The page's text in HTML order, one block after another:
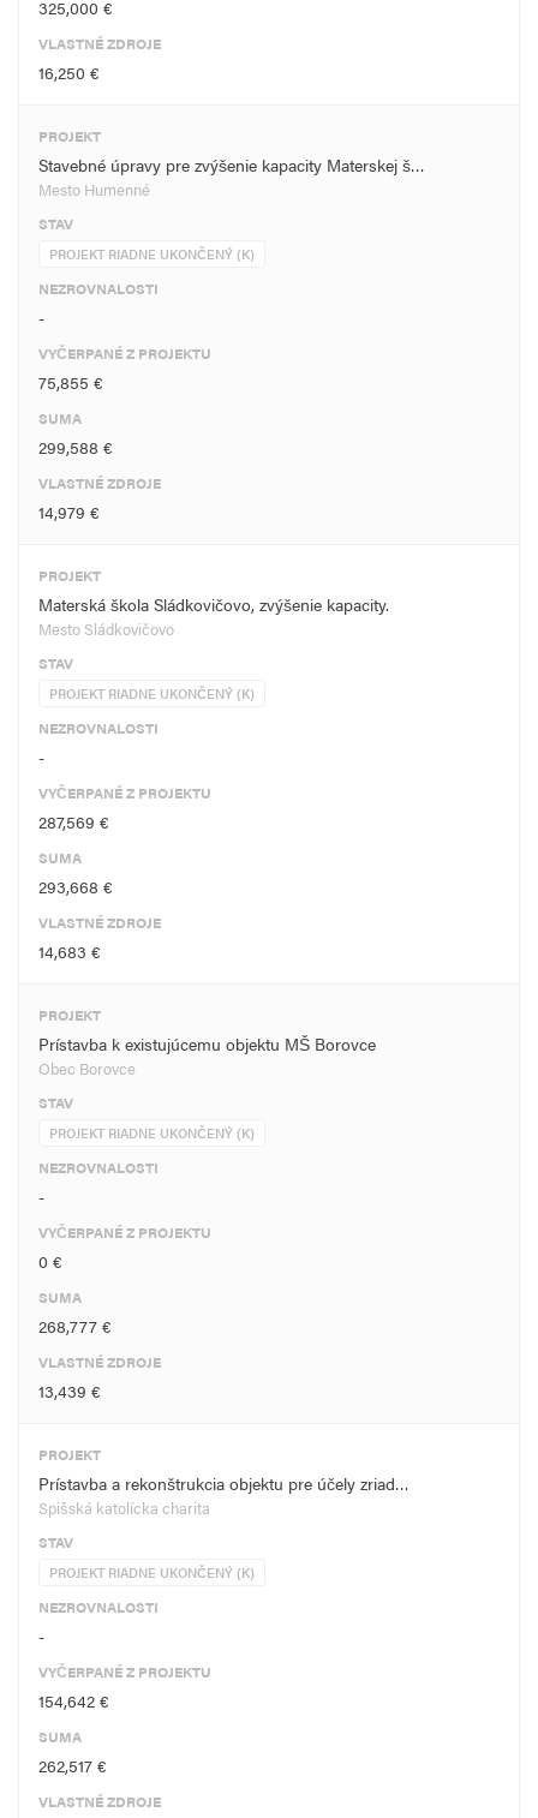
325,000 €
VLASTNÉ ZDROJE
16,250 €
PROJEKT
Stavebné úpravy pre zvýšenie kapacity Materskej š…
Mesto Humenné
STAV
PROJEKT RIADNE UKONČENÝ (K)
NEZROVNALOSTI
-
VYČERPANÉ Z PROJEKTU
75,855 €
SUMA
299,588 €
VLASTNÉ ZDROJE
14,979 €
PROJEKT
Materská škola Sládkovičovo, zvýšenie kapacity.
Mesto Sládkovičovo
STAV
PROJEKT RIADNE UKONČENÝ (K)
NEZROVNALOSTI
-
VYČERPANÉ Z PROJEKTU
287,569 €
SUMA
293,668 €
VLASTNÉ ZDROJE
14,683 €
PROJEKT
Prístavba k existujúcemu objektu MŠ Borovce
Obec Borovce
STAV
PROJEKT RIADNE UKONČENÝ (K)
NEZROVNALOSTI
-
VYČERPANÉ Z PROJEKTU
0 €
SUMA
268,777 €
VLASTNÉ ZDROJE
13,439 €
PROJEKT
Prístavba a rekonštrukcia objektu pre účely zriad…
Spišská katolícka charita
STAV
PROJEKT RIADNE UKONČENÝ (K)
NEZROVNALOSTI
-
VYČERPANÉ Z PROJEKTU
154,642 €
SUMA
262,517 €
VLASTNÉ ZDROJE